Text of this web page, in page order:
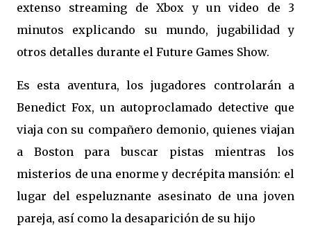
extenso streaming de Xbox y un video de 3
minutos explicando su mundo, jugabilidad y
otros detalles durante el Future Games Show.
Es esta aventura, los jugadores controlarán a
Benedict Fox, un autoproclamado detective que
viaja con su compañero demonio, quienes viajan
a Boston para buscar pistas mientras los
misterios de una enorme y decrépita mansión: el
lugar del espeluznante asesinato de una joven
pareja, así como la desaparición de su hijo